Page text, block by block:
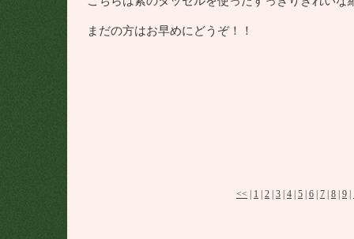
まだの方はお早めにどうぞ！！
<< 1 2 3 4 5 6 7 8 9